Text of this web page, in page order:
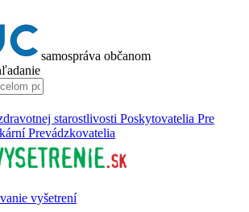
samospráva občanom
starostlivosti Poskytovatelia Pre
Prevádzkovatelia
vyšetrení